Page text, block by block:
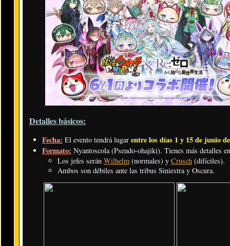
Detalles básicos:
Fecha: El evento tendrá lugar entre los días 1 y 15 de junio
Formato: Nyantoscola (Pseudo-ohajiki). Tienes más detalles
Los jefes serán Wilhelm (normales) y Crusch (difíciles).
Ambos son débiles ante las tribus Siniestra y Oscura.